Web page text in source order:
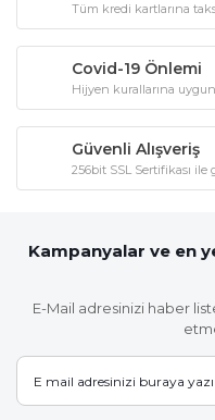
Tüm kredi kartlarına
Covid-19 Önlemi
Hijyen kurallarına
Güvenli Alışveriş
256bit SSL Sertifikası ile
Kampanyalar ve en
E-Mail adresinizi haber